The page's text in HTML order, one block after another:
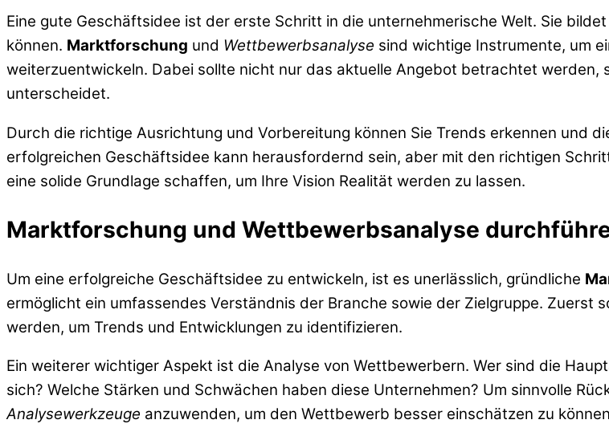
Eine gute Geschäftsidee ist der erste Schritt in die unternehmerische Welt. Sie
können. Marktforschung und Wettbewerbsanalyse sind wichtige Instrumente, um
weiterzuentwickeln. Dabei sollte nicht nur das aktuelle Angebot betrachtet werden,
unterscheidet.
Durch die richtige Ausrichtung und Vorbereitung können Sie Trends erkennen und
erfolgreichen Geschäftsidee kann herausfordernd sein, aber mit den richtigen
eine solide Grundlage schaffen, um Ihre Vision Realität werden zu lassen.
Marktforschung und Wettbewerbsanalyse
Um eine erfolgreiche Geschäftsidee zu entwickeln, ist es unerlässlich, gründliche
ermöglicht ein umfassendes Verständnis der Branche sowie der Zielgruppe. Zuerst
werden, um Trends und Entwicklungen zu identifizieren.
Ein weiterer wichtiger Aspekt ist die Analyse von Wettbewerbern. Wer sind die
sich? Welche Stärken und Schwächen haben diese Unternehmen? Um sinnvolle
Analysewerkzeuge anzuwenden, um den Wettbewerb besser einschätzen zu